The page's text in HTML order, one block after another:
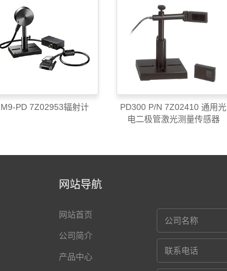
PD 7Z02953辐射计
PD300 P/N 7Z02410 通用光
电二极管激光测量传感器
网站导航
网站首页
公司简介
产品中心